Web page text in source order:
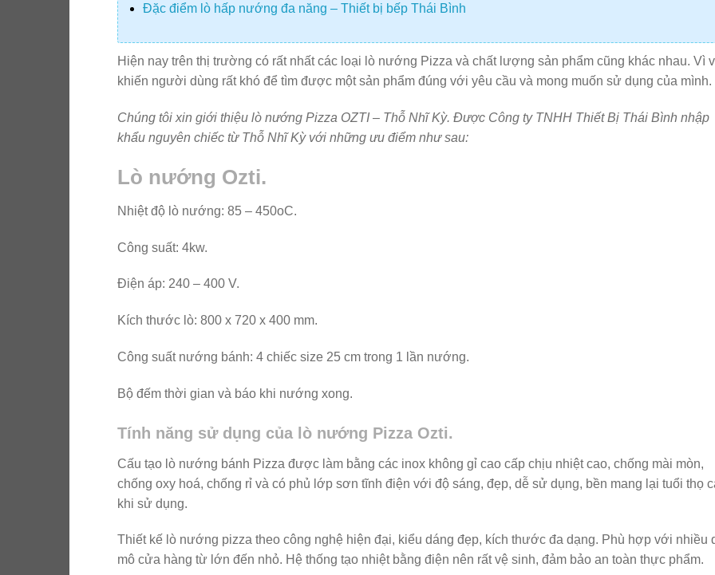
Đặc điểm lò hấp nướng đa năng – Thiết bị bếp Thái Bình
Hiện nay trên thị trường có rất nhất các loại lò nướng Pizza và chất lượng sản phẩm cũng khác nhau. Vì
khiến người dùng rất khó để tìm được một sản phẩm đúng với yêu cầu và mong muốn sử dụng của mình.
Chúng tôi xin giới thiệu lò nướng Pizza OZTI – Thỗ Nhĩ Kỳ. Được Công ty TNHH Thiết Bị Thái Bình nhập
khẩu nguyên chiếc từ Thỗ Nhĩ Kỳ với những ưu điểm như sau:
Lò nướng Ozti.
Nhiệt độ lò nướng: 85 – 450oC.
Công suất: 4kw.
Điện áp: 240 – 400 V.
Kích thước lò: 800 x 720 x 400 mm.
Công suất nướng bánh: 4 chiếc size 25 cm trong 1 lần nướng.
Bộ đếm thời gian và báo khi nướng xong.
Tính năng sử dụng của lò nướng Pizza Ozti.
Cấu tạo lò nướng bánh Pizza được làm bằng các inox không gỉ cao cấp chịu nhiệt cao, chống mài mòn,
chống oxy hoá, chống rỉ và có phủ lớp sơn tĩnh điện với độ sáng, đẹp, dễ sử dụng, bền mang lại tuổi thọ
khi sử dụng.
Thiết kế lò nướng pizza theo công nghệ hiện đại, kiểu dáng đẹp, kích thước đa dạng. Phù hợp với nhiều
mô cửa hàng từ lớn đến nhỏ. Hệ thống tạo nhiệt bằng điện nên rất vệ sinh, đảm bảo an toàn thực phẩm.